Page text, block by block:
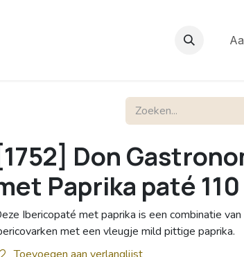
[1752] Don
Paprika paté 110
Ibericopaté met paprika is een combinatie
met een vleugje mild pittige paprika.
Toevoegen aan verlanglijst